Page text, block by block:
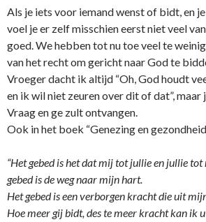
Als je iets voor iemand wenst of bidt, en
voel je er zelf misschien eerst niet veel
goed. We hebben tot nu toe veel te
van het recht om gericht naar God te
Vroeger dacht ik altijd “Oh, God houdt
en ik wil niet zeuren over dit of dat”, maar
Vraag en ge zult o­ntvangen.
Ook in het boek “Genezing en
“Het gebed is het dat mij tot jullie en jullie
gebed is de weg naar mijn hart.
Het gebed is een verborgen kracht die uit
Hoe meer gij bidt, des te meer kracht kan ik